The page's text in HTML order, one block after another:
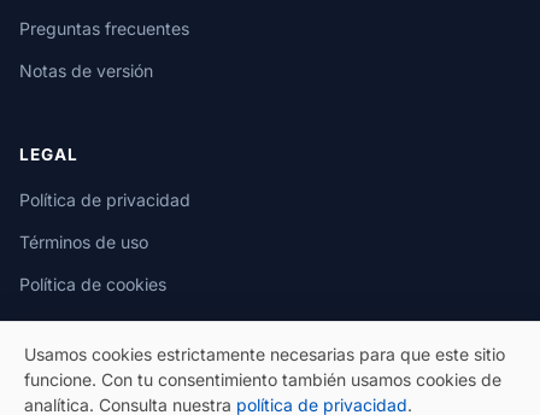
Preguntas frecuentes
Notas de versión
LEGAL
Política de privacidad
Términos de uso
Política de cookies
Usamos cookies estrictamente necesarias para que este sitio
funcione. Con tu consentimiento también usamos cookies de
analítica. Consulta nuestra política de privacidad.